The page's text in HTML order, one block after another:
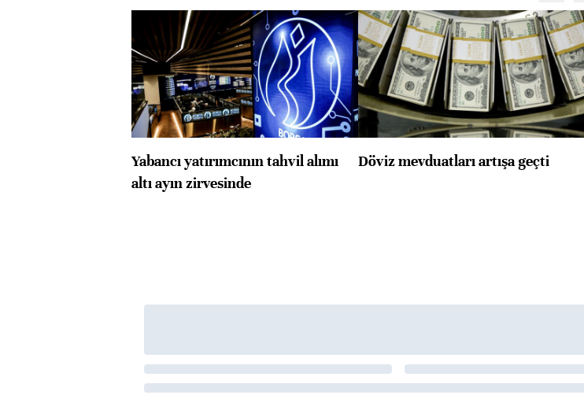
Yabancı yatırımcının tahvil alımı
altı ayın zirvesinde
Döviz mevduatları artışa geçti